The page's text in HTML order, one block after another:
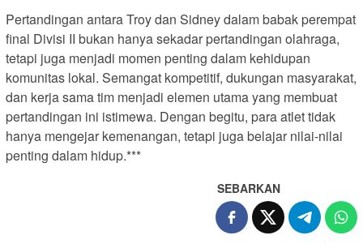
Pertandingan antara Troy dan Sidney dalam babak perempat
final Divisi II bukan hanya sekadar pertandingan olahraga,
tetapi juga menjadi momen penting dalam kehidupan
komunitas lokal. Semangat kompetitif, dukungan masyarakat,
dan kerja sama tim menjadi elemen utama yang membuat
pertandingan ini istimewa. Dengan begitu, para atlet tidak
hanya mengejar kemenangan, tetapi juga belajar nilai-nilai
penting dalam hidup.***
SEBARKAN